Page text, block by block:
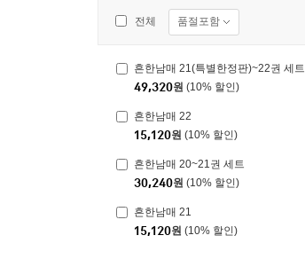
전체 품절포함
흔한남매 21(특별한정판)~22권 세트
49,320원 (10% 할인)
흔한남매 22
15,120원 (10% 할인)
흔한남매 20~21권 세트
30,240원 (10% 할인)
흔한남매 21
15,120원 (10% 할인)